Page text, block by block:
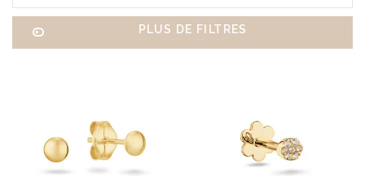
PLUS DE FILTRES